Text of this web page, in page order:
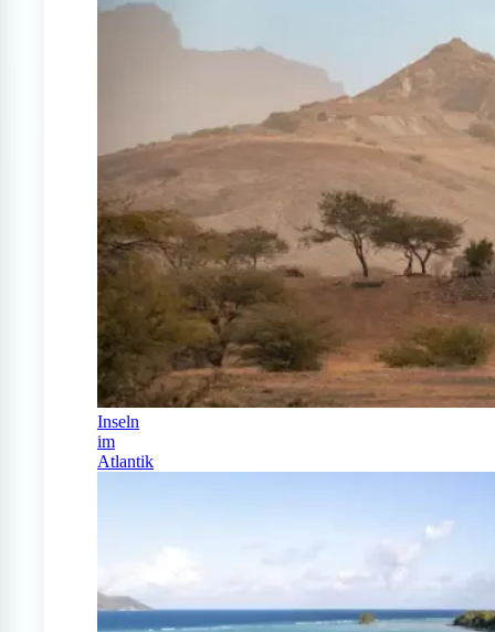
Inseln
im
Atlantik